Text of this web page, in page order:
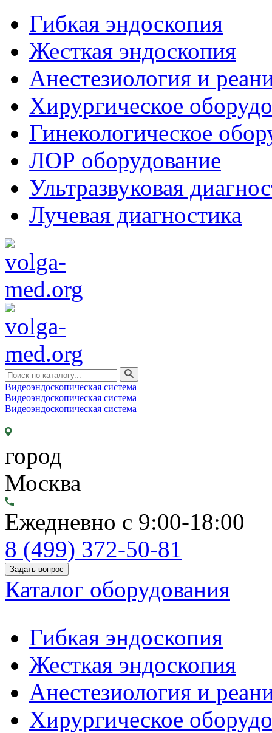
Гибкая эндоскопия
Жесткая эндоскопия
Анестезиология и
Хирургическое
Гинекологическое
ЛОР оборудование
Ультразвуковая
Лучевая диагностика
Видеоэндоскопическая система
Видеоэндоскопическая система
Видеоэндоскопическая система
город
Москва
Ежедневно с 9:00-18:00
8 (499) 372-50-81
Задать вопрос
Каталог оборудования
Гибкая эндоскопия
Жесткая эндоскопия
Анестезиология и
Хирургическое